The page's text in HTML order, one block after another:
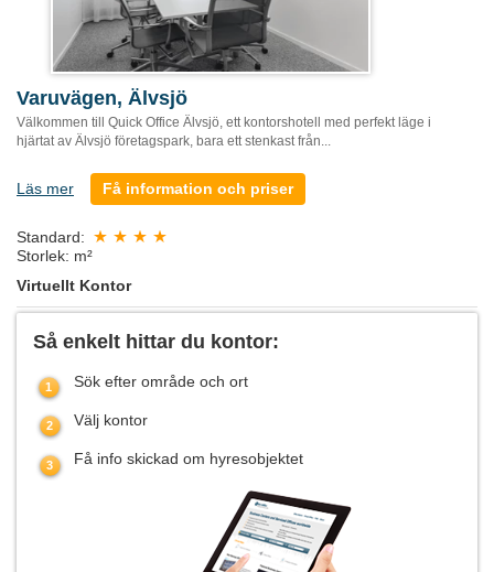
Varuvägen, Älvsjö
Välkommen till Quick Office Älvsjö, ett kontorshotell med perfekt läge i
hjärtat av Älvsjö företagspark, bara ett stenkast från...
Läs mer Få information och priser
Standard:
Storlek: m²
Virtuellt Kontor
Så enkelt hittar du kontor:
Sök efter område och ort
Välj kontor
Få info skickad om hyresobjektet